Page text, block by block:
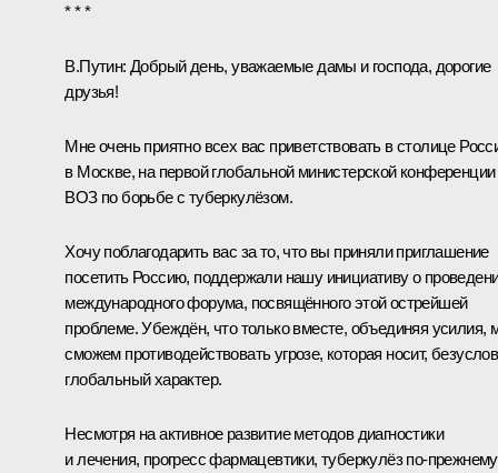
* * *
В.Путин: Добрый день, уважаемые дамы и господа, дорогие
друзья!
Мне очень приятно всех вас приветствовать в столице
в Москве, на первой глобальной министерской конференции
ВОЗ по борьбе с туберкулёзом.
Хочу поблагодарить вас за то, что вы приняли приглашение
посетить Россию, поддержали нашу инициативу о
международного форума, посвящённого этой острейшей
проблеме. Убеждён, что только вместе, объединяя усилия,
сможем противодействовать угрозе, которая носит,
глобальный характер.
Несмотря на активное развитие методов диагностики
и лечения, прогресс фармацевтики, туберкулёз по-прежнему